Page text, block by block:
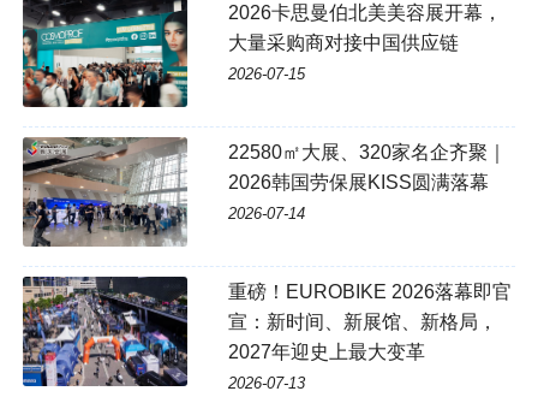
2026卡思曼伯北美美容展开幕，
大量采购商对接中国供应链
2026-07-15
22580㎡大展、320家名企齐聚｜
2026韩国劳保展KISS圆满落幕
2026-07-14
重磅！EUROBIKE 2026落幕即官
宣：新时间、新展馆、新格局，
2027年迎史上最大变革
2026-07-13